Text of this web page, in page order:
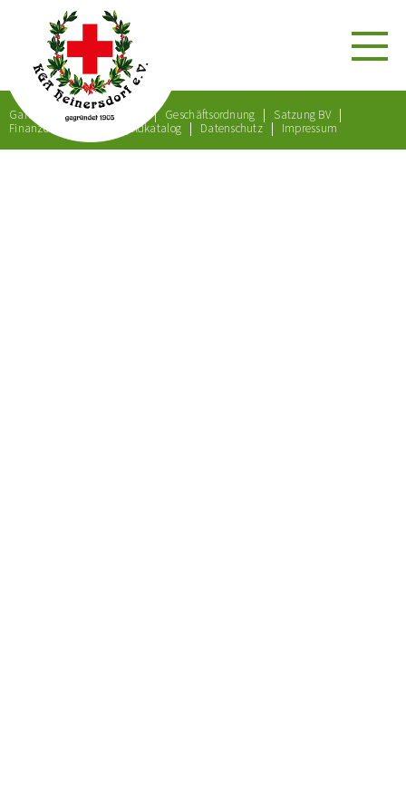
Gartenordnung Satzung Geschäftsordnung
Satzung BV
Finanzordnung
Bußgeldkatalog Datenschutz Impressum